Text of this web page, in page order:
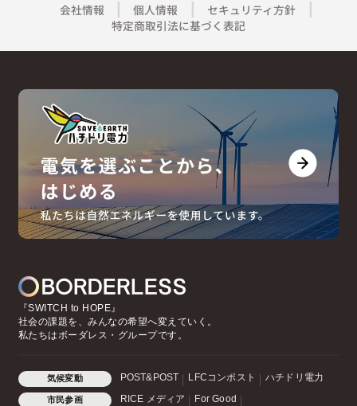
会社情報 個人情報
セキュリティ方針
特定商取引法に基づく表記
『SWITCH to HOPE』
社会の課題を、みんなの希望へ変えていく。
私たちはボーダレス・グループです。
気候変動 POST&POST LFCコンポスト ハチドリ電力
市民参画 RICE メディア
For Good